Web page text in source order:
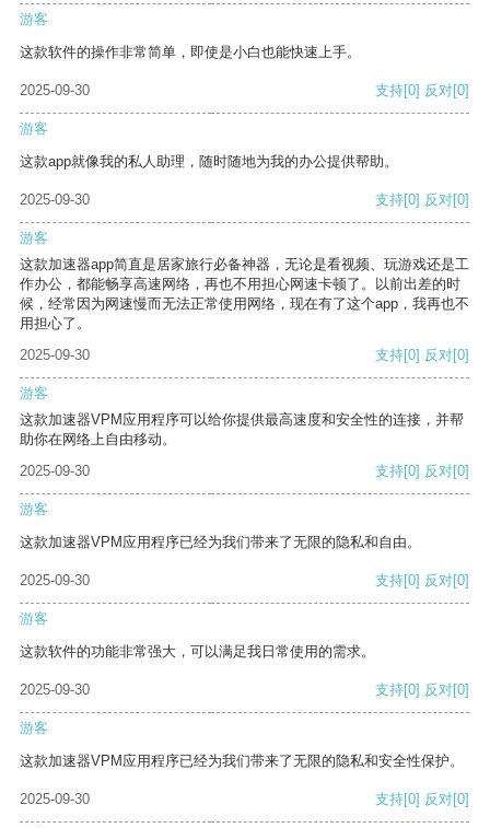
游客
这款软件的操作非常简单，即使是小白也能快速上手。
2025-09-30 支持[0] 反对[0]
游客
这款app就像我的私人助理，随时随地为我的办公提供帮助。
2025-09-30 支持[0] 反对[0]
游客
这款加速器app简直是居家旅行必备神器，无论是看视频、玩游戏还是工
作办公，都能畅享高速网络，再也不用担心网速卡顿了。以前出差的时
候，经常因为网速慢而无法正常使用网络，现在有了这个app，我再也不
用担心了。
2025-09-30
支持[0] 反对[0]
游客
这款加速器VPM应用程序可以给你提供最高速度和安全性的连接，并帮
助你在网络上自由移动。
2025-09-30
支持[0] 反对[0]
游客
这款加速器VPM应用程序已经为我们带来了无限的隐私和自由。
2025-09-30 支持[0] 反对[0]
游客
这款软件的功能非常强大，可以满足我日常使用的需求。
2025-09-30 支持[0] 反对[0]
游客
这款加速器VPM应用程序已经为我们带来了无限的隐私和安全性保护。
2025-09-30 支持[0] 反对[0]